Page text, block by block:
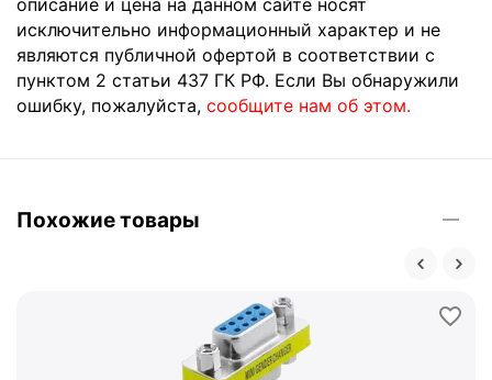
описание и цена на данном сайте носят
исключительно информационный характер и не
являются публичной офертой в соответствии с
пунктом 2 статьи 437 ГК РФ. Если Вы обнаружили
ошибку, пожалуйста, сообщите нам об этом.
Похожие товары